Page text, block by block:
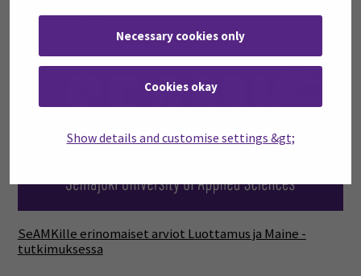
Necessary cookies only
Cookies okay
Show details and customise settings &gt;
tutkimuksessa
13
SeAMKille erinomaiset arviot Luottamus ja Maine -
tutkimuksessa